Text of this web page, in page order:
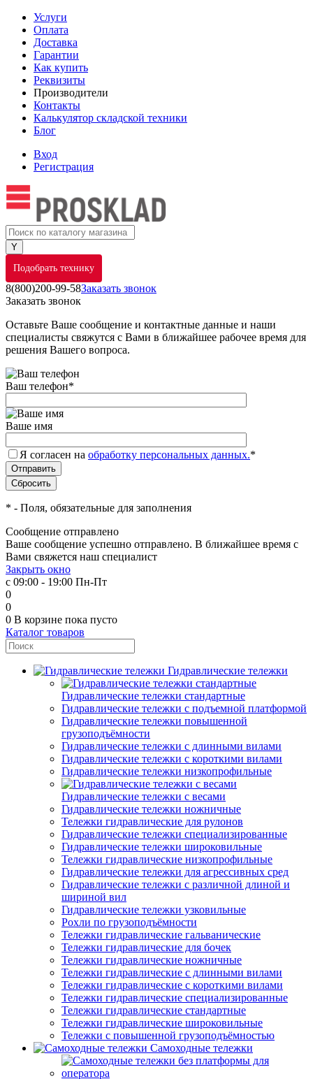
Услуги
Оплата
Доставка
Гарантии
Как купить
Реквизиты
Производители
Контакты
Калькулятор складской техники
Блог
Вход
Регистрация
Подобрать технику
8(800)200-99-58Заказать звонок
Заказать звонок
Оставьте Ваше сообщение и контактные данные и наши
специалисты свяжутся с Вами в ближайшее рабочее время для
решения Вашего вопроса.
Ваш телефон*
Ваше имя
Я согласен на обработку персональных данных.*
* - Поля, обязательные для заполнения
Сообщение отправлено
Ваше сообщение успешно отправлено. В ближайшее время с
Вами свяжется наш специалист
Закрыть окно
с 09:00 - 19:00 Пн-Пт
0
0
0 В корзине пока пусто
Каталог товаров
Гидравлические тележки
Гидравлические тележки стандартные
Гидравлические тележки с подъемной платформой
Гидравлические тележки повышенной
грузоподъёмности
Гидравлические тележки с длинными вилами
Гидравлические тележки с короткими вилами
Гидравлические тележки низкопрофильные
Гидравлические тележки с весами
Гидравлические тележки ножничные
Тележки гидравлические для рулонов
Гидравлические тележки специализированные
Гидравлические тележки широковильные
Тележки гидравлические низкопрофильные
Гидравлические тележки для агрессивных сред
Гидравлические тележки с различной длиной и
шириной вил
Гидравлические тележки узковильные
Рохли по грузоподъёмности
Тележки гидравлические гальванические
Тележки гидравлические для бочек
Тележки гидравлические ножничные
Тележки гидравлические с длинными вилами
Тележки гидравлические с короткими вилами
Тележки гидравлические специализированные
Тележки гидравлические стандартные
Тележки гидравлические широковильные
Тележки с повышенной грузоподъёмностью
Самоходные тележки